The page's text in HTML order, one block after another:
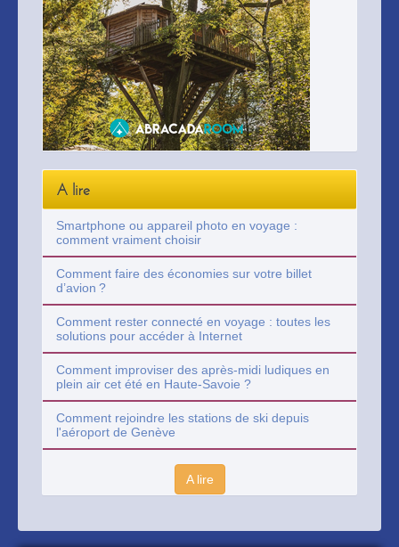
A lire
Smartphone ou appareil photo en voyage :
comment vraiment choisir
Comment faire des économies sur votre billet
d’avion ?
Comment rester connecté en voyage : toutes les
solutions pour accéder à Internet
Comment improviser des après-midi ludiques en
plein air cet été en Haute-Savoie ?
Comment rejoindre les stations de ski depuis
l'aéroport de Genève
A lire